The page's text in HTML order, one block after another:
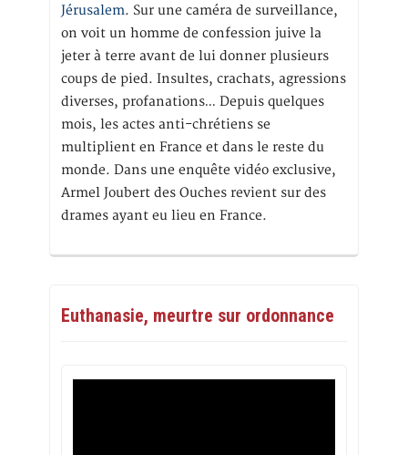
Jérusalem. Sur une caméra de surveillance,
on voit un homme de confession juive la
jeter à terre avant de lui donner plusieurs
coups de pied. Insultes, crachats, agressions
diverses, profanations… Depuis quelques
mois, les actes anti-chrétiens se
multiplient en France et dans le reste du
monde. Dans une enquête vidéo exclusive,
Armel Joubert des Ouches revient sur des
drames ayant eu lieu en France.
Euthanasie, meurtre sur ordonnance